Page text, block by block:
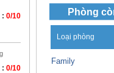
: 0/10
: 0/10
Phòng
Loại phòng
Family